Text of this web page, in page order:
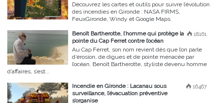
Découvrez les cartes et outils pour suivre l’évolution
des incendies en Gironde : NASA FIRMS,
FeuxGironde, Windy et Google Maps.
18161
Benoît Bartherotte, l’homme qui protège la
pointe du Cap Ferret contre l’océan
Au Cap Ferret, son nom revient dès que l’on parle
d’érosion, de digues et de pointe menacée par
l’océan. Benoît Bartherotte, styliste devenu homme
d’affaires, s’est...
16467
Incendie en Gironde : Lacanau sous
surveillance, l’évacuation préventive
s’organise